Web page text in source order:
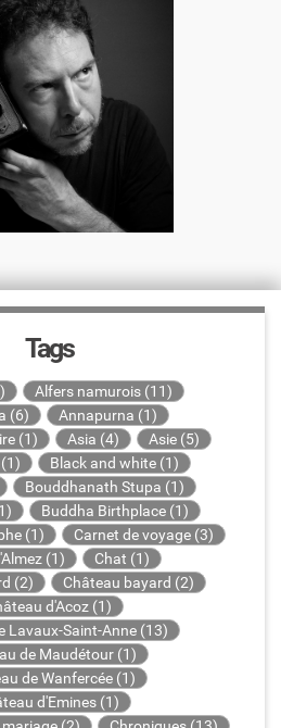
Tags
Alfers namurois (11)
(6)
Annapurna (1)
(1)
Asia (4)
Asie (5)
Black and white (1)
Bouddhanath Stupa (1)
Buddha Birthplace (1)
(1)
Carnet de voyage (3)
(1)
Chat (1)
(2)
Château bayard (2)
d'Acoz (1)
Lavaux-Saint-Anne (13)
de Maudétour (1)
de Wanfercée (1)
d'Emines (1)